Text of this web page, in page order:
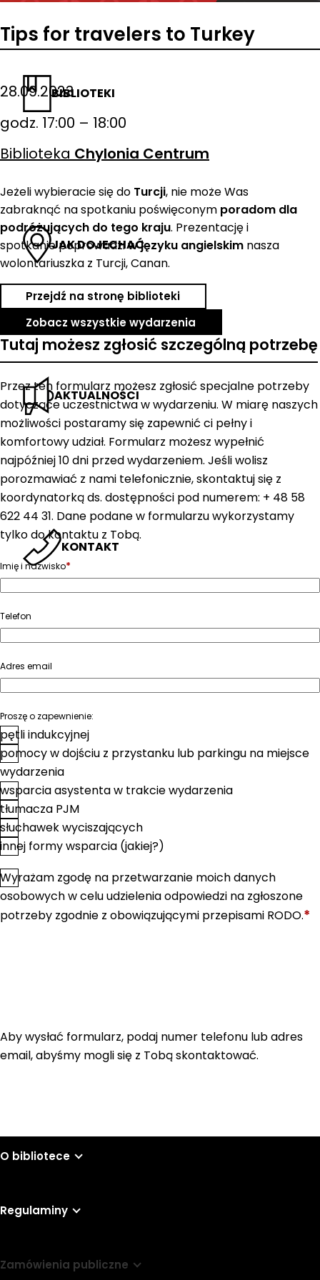
BIBLIOTEKI
JAK DOJECHAĆ
AKTUALNOŚCI
KONTAKT
Tips for travelers to Turkey
28.09.2023
godz. 17:00 – 18:00
Biblioteka Chylonia Centrum
Jeżeli wybieracie się do Turcji, nie może Was
zabraknąć na spotkaniu poświęconym poradom dla
podróżujących do tego kraju. Prezentację i
spotkanie poprowadziw języku angielskim nasza
wolontariuszka z Turcji, Canan.
Przejdź na stronę biblioteki
Zobacz wszystkie wydarzenia
Tutaj możesz zgłosić szczególną potrzebę
Przez ten formularz możesz zgłosić specjalne potrzeby
dotyczące uczestnictwa w wydarzeniu. W miarę naszych
możliwości postaramy się zapewnić ci pełny i
komfortowy udział. Formularz możesz wypełnić
najpóźniej 10 dni przed wydarzeniem. Jeśli wolisz
porozmawiać z nami telefonicznie, skontaktuj się z
koordynatorką ds. dostępności pod numerem: + 48 58
622 44 31. Dane podane w formularzu wykorzystamy
tylko do kontaktu z Tobą.
Imię i nazwisko*
Telefon
Adres email
Proszę o zapewnienie:
pętli indukcyjnej
pomocy w dojściu z przystanku lub parkingu na miejsce
wydarzenia
wsparcia asystenta w trakcie wydarzenia
tłumacza PJM
słuchawek wyciszających
innej formy wsparcia (jakiej?)
Zgoda*
Wyrażam zgodę na przetwarzanie moich danych
osobowych w celu udzielenia odpowiedzi na zgłoszone
potrzeby zgodnie z obowiązującymi przepisami RODO.*
Aby wysłać formularz, podaj numer telefonu lub adres
email, abyśmy mogli się z Tobą skontaktować.
O bibliotece
Regulaminy
Zamówienia publiczne